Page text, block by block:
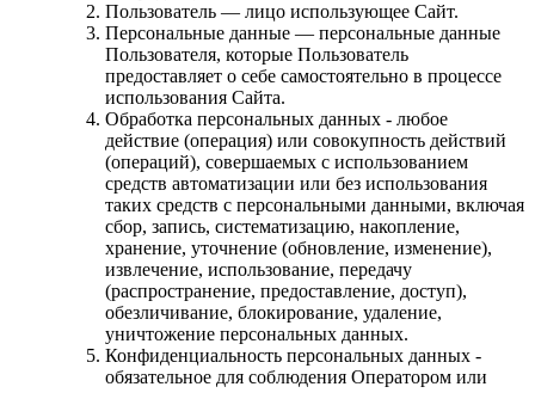
Пользователь — лицо использующее Сайт.
Персональные данные — персональные данные
Пользователя, которые Пользователь
предоставляет о себе самостоятельно в процессе
использования Сайта.
Обработка персональных данных - любое
действие (операция) или совокупность действий
(операций), совершаемых с использованием
средств автоматизации или без использования
таких средств с персональными данными, включая
сбор, запись, систематизацию, накопление,
хранение, уточнение (обновление, изменение),
извлечение, использование, передачу
(распространение, предоставление, доступ),
обезличивание, блокирование, удаление,
уничтожение персональных данных.
Конфиденциальность персональных данных -
обязательное для соблюдения Оператором или